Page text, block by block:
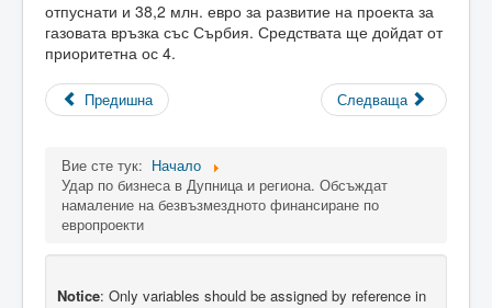
отпуснати и 38,2 млн. евро за развитие на проекта за
газовата връзка със Сърбия. Средствата ще дойдат от
приоритетна ос 4.
Предишна Следваща
Вие сте тук: Начало
Удар по бизнеса в Дупница и региона. Обсъждат
намаление на безвъзмездното финансиране по
европроекти
Notice: Only variables should be assigned by reference in